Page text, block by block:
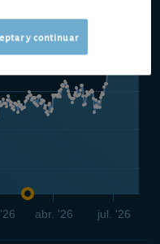
jul. '26
abr. '26
y continuar